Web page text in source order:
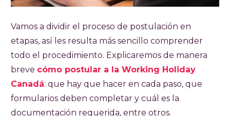
Vamos a dividir el proceso de postulación en
etapas, así les resulta más sencillo comprender
todo el procedimiento. Explicaremos de manera
breve cómo postular a la Working Holiday
Canadá: que hay que hacer en cada paso, que
formularios deben completar y cuál es la
documentación requerida, entre otros.